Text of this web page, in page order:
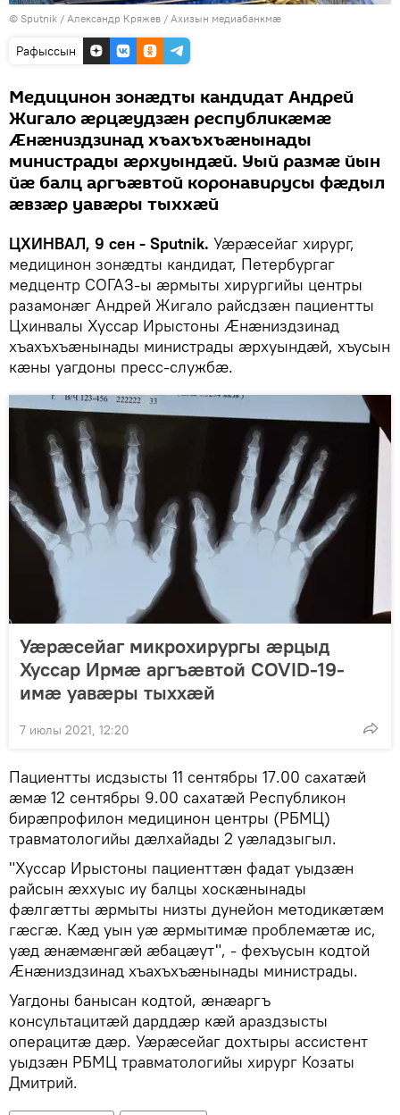
© Sputnik / Александр Кряжев / Ахизын медиабанкмæ
Рафыссын
Медицинон зонӕдты кандидат Андрей
Жигало ӕрцӕудзӕн республикӕмӕ
Ӕнӕниздзинад хъахъхъӕнынады
министрады ӕрхуындӕй. Уый размӕ йын
йӕ балц аргъӕвтой коронавирусы фӕдыл
ӕвзӕр уавӕры тыххӕй
ЦХИНВАЛ, 9 сен - Sputnik. Уӕрӕсейаг хирург,
медицинон зонӕдты кандидат, Петербургаг
медцентр СОГАЗ-ы ӕрмыты хирургийы центры
разамонӕг Андрей Жигало райсдзӕн пациентты
Цхинвалы Хуссар Ирыстоны Ӕнӕниздзинад
хъахъхъӕнынады министрады ӕрхуындӕй, хъусын
кӕны уагдоны пресс-службӕ.
Уӕрӕсейаг микрохирургы ӕрцыд
Хуссар Ирмӕ аргъӕвтой COVID-19-
имӕ уавӕры тыххӕй
7 июлы 2021, 12:20
Пациентты исдзысты 11 сентябры 17.00 сахатӕй
ӕмӕ 12 сентябры 9.00 сахатӕй Республикон
бирӕпрофилон медицинон центры (РБМЦ)
травматологийы дӕлхайады 2 уӕладзыгыл.
"Хуссар Ирыстоны пациенттӕн фадат уыдзӕн
райсын ӕххуыс иу балцы хоскӕнынады
фӕлгӕтты ӕрмыты низты дунейон методикӕтӕм
гӕсгӕ. Кӕд уын уӕ ӕрмытимӕ проблемӕтӕ ис,
уӕд ӕнӕмӕнгӕй ӕбацӕут", - фехъусын кодтой
Ӕнӕниздзинад хъахъхъӕнынады министрады.
Уагдоны банысан кодтой, ӕнӕаргъ
консультацитӕй дарддӕр кӕй араздзысты
операцитӕ дӕр. Уӕрӕсейаг дохтыры ассистент
уыдзӕн РБМЦ травматологийы хирург Козаты
Дмитрий.